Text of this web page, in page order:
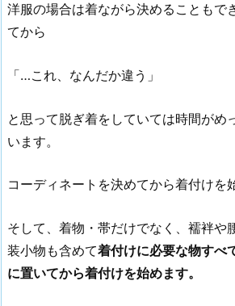
洋服の場合は着ながら決めることもで
てから
「…これ、なんだか違う」
と思って脱ぎ着をしていては時間がめ
います。
コーディネートを決めてから着付けを
そして、着物・帯だけでなく、襦袢や
装小物も含めて着付けに必要な物すべ
に置いてから着付けを始めます。